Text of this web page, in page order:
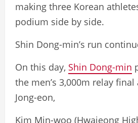
making three Korean
podium side by side.
Shin Dong-min’s run
On this day, Shin Dong-min
the men’s 3,000m relay
Jong-eon,
Kim Min-woo (Hwajeong